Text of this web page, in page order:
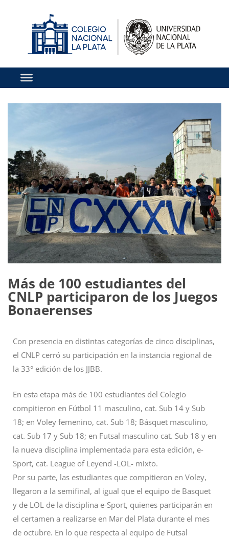
Más de 100 estudiantes del
CNLP participaron de los Juegos
Bonaerenses
Con presencia en distintas categorías de cinco disciplinas,
el CNLP cerró su participación en la instancia regional de
la 33° edición de los JJBB.
En esta etapa más de 100 estudiantes del Colegio
compitieron en Fútbol 11 masculino, cat. Sub 14 y Sub
18; en Voley femenino, cat. Sub 18; Básquet masculino,
cat. Sub 17 y Sub 18; en Futsal masculino cat. Sub 18 y en
la nueva disciplina implementada para esta edición, e-
Sport, cat. League of Leyend -LOL- mixto.
Por su parte, las estudiantes que compitieron en Voley,
llegaron a la semifinal, al igual que el equipo de Basquet
y de LOL de la disciplina e-Sport, quienes participarán en
el certamen a realizarse en Mar del Plata durante el mes
de octubre. En lo que respecta al equipo de Futsal